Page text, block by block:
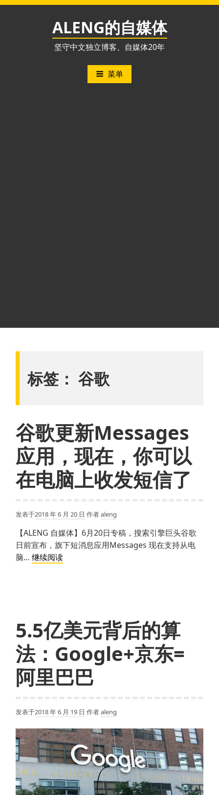
跳
ALENG的自媒体
坚守中文独立博客、自媒体20年
菜单
标签： 谷歌
谷歌更新Messages
应用，现在，你可以
在电脑上收发短信了
发表于2018 年 6 月 20 日 作者aleng
【ALENG 自媒体】6月20日专稿，搜索引擎巨头谷歌
日前宣布，旗下短消息应用Messages 现在支持从电
脑… 继续阅读谷
应
用，
现
在，
你
可
电
脑
上
收
发
短
信
5.5亿美元背后的算
法：Google+京东=
阿里巴巴
发表于2018 年 6 月 19 日 作者aleng